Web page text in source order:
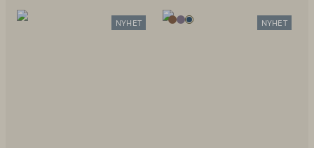
NYHET NYHET